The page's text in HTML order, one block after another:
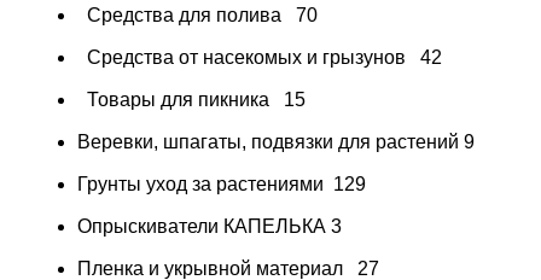
Средства для полива 70
Средства от насекомых и грызунов 42
Товары для пикника 15
Веревки, шпагаты, подвязки для растений 9
Грунты уход за растениями 129
Опрыскиватели КАПЕЛЬКА 3
Пленка и укрывной материал 27